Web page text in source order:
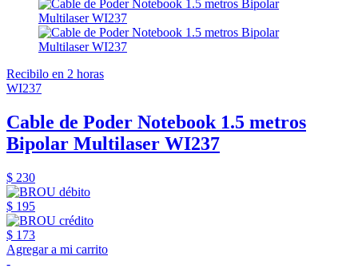
Recibilo en 2 horas
WI237
Cable de Poder Notebook 1.5 metros
Bipolar Multilaser WI237
$ 230
$ 195
$ 173
Agregar a mi carrito
-